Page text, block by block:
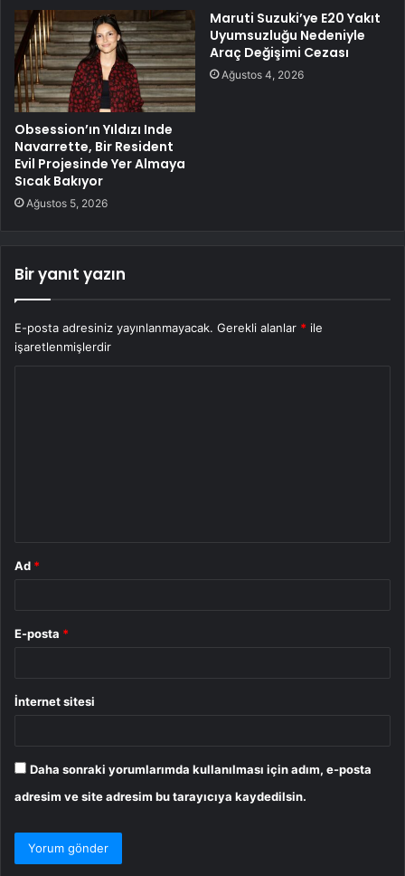
Obsession’ın Yıldızı Inde
Navarrette, Bir Resident
Evil Projesinde Yer Almaya
Sıcak Bakıyor
Ağustos 5, 2026
Maruti Suzuki’ye E20 Yakıt
Uyumsuzluğu Nedeniyle
Araç Değişimi Cezası
Ağustos 4, 2026
Bir yanıt yazın
E-posta adresiniz yayınlanmayacak. Gerekli alanlar * ile
işaretlenmişlerdir
Ad *
E-posta *
İnternet sitesi
Daha sonraki yorumlarımda kullanılması için adım, e-posta
adresim ve site adresim bu tarayıcıya kaydedilsin.